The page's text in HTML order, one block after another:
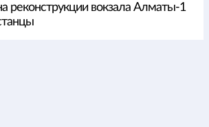
реконструкции вокзала Алматы-1